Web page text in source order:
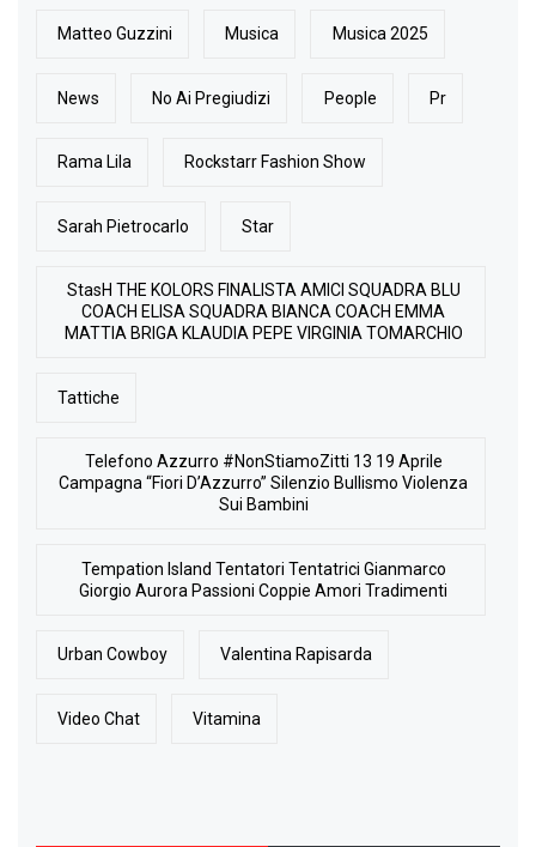
Matteo Guzzini Musica Musica 2025
News No Ai Pregiudizi People Pr
Rama Lila Rockstarr Fashion Show
Sarah Pietrocarlo Star
StasH THE KOLORS FINALISTA AMICI SQUADRA BLU
COACH ELISA SQUADRA BIANCA COACH EMMA
MATTIA BRIGA KLAUDIA PEPE VIRGINIA TOMARCHIO
Tattiche
Telefono Azzurro #NonStiamoZitti 13 19 Aprile
Campagna “Fiori D’Azzurro” Silenzio Bullismo Violenza
Sui Bambini
Tempation Island Tentatori Tentatrici Gianmarco
Giorgio Aurora Passioni Coppie Amori Tradimenti
Urban Cowboy Valentina Rapisarda
Video Chat Vitamina